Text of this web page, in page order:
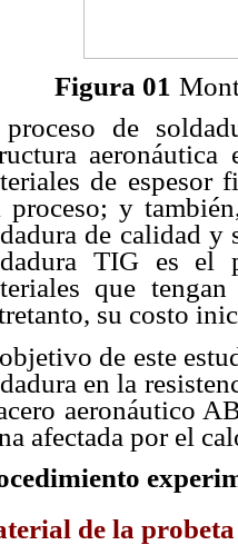
Figura 01
de
de
proceso; y
de calidad y
TIG es el
que
su costo
de este
en la
aeronáutico
afectada por el
de la probeta